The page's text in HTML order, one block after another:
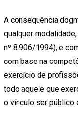
A consequência
qualquer
nº 8.906/1994), e
com base na
exercício de
todo aquele que
o vínculo ser público